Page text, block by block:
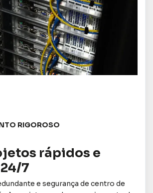
RIGOROSO
rápidos e
7
e segurança de centro de